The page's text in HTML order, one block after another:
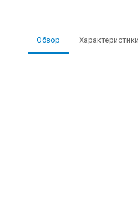
Обзор Характеристики